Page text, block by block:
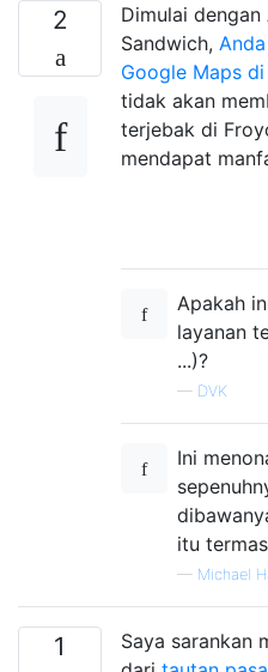
2
Dimulai
Sandwich,
Google Maps
tidak akan
terjebak di
mendapat
Apakah
layanan
...)?
— DVK
Ini
itu
— Michael
1
Saya sarankan